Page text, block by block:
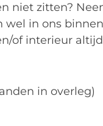
niet zitten?
wel in ons
of interieur
in overleg)